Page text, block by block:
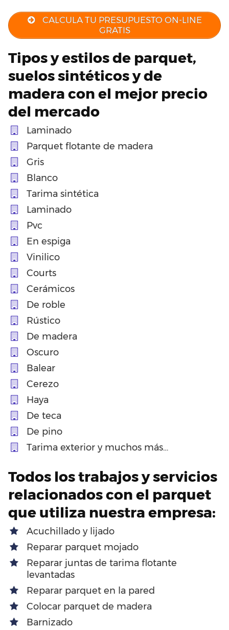
CALCULA TU PRESUPUESTO ON-LINE
GRATIS
Tipos y estilos de parquet,
suelos sintéticos y de
madera con el mejor precio
del mercado
Laminado
Parquet flotante de madera
Gris
Blanco
Tarima sintética
Laminado
Pvc
En espiga
Vinilico
Courts
Cerámicos
De roble
Rústico
De madera
Oscuro
Balear
Cerezo
Haya
De teca
De pino
Tarima exterior y muchos más…
Todos los trabajos y servicios
relacionados con el parquet
que utiliza nuestra empresa:
Acuchillado y lijado
Reparar parquet mojado
Reparar juntas de tarima flotante
levantadas
Reparar parquet en la pared
Colocar parquet de madera
Barnizado